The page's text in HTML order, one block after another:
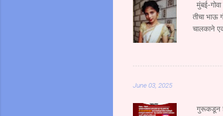
मुंबई-
तीचा भाऊ
चालकाने
भरधाव
एसटी क्र.
June 03, 2025
गुरूकडून